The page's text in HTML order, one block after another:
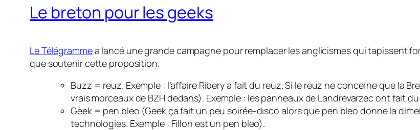
Le breton pour les geeks
Le Télégrammea lancé une grande campagne pour remplacer les anglicismes qui tapissent
que soutenir cette proposition.
Buzz = reuz. Exemple : l’affaire Ribery a fait du reuz. Si le reuz ne concerne que la
vrais morceaux de BZH dedans). Exemple : les panneaux de Landrevarzec ont fait
Geek = pen bleo (Geek ça fait un peu soirée-disco alors que pen bleo donne la
technologies. Exemple : Fillon est un pen bleo).